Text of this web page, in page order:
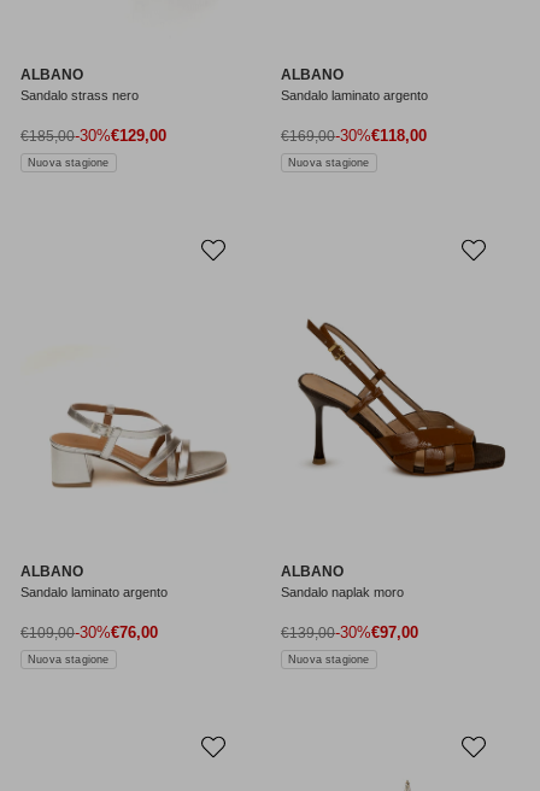
ALBANO
Sandalo strass nero
Prezzo di vendita
€129,00
Prezzo normale
€185,00-30%
Nuova stagione
ALBANO
Sandalo laminato argento
Prezzo di vendita
€118,00
Prezzo normale
€169,00-30%
Nuova stagione
ALBANO
Sandalo laminato argento
Prezzo di vendita
€76,00
Prezzo normale
€109,00-30%
Nuova stagione
ALBANO
Sandalo naplak moro
Prezzo di vendita
€97,00
Prezzo normale
€139,00-30%
Nuova stagione